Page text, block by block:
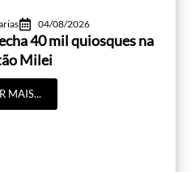
04/08/2026
40 mil quiosques na
Milei
MAIS...